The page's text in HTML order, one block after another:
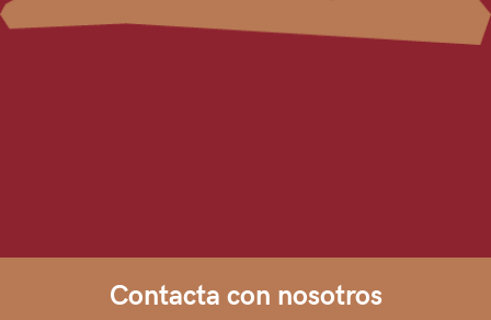
Contacta con nosotros